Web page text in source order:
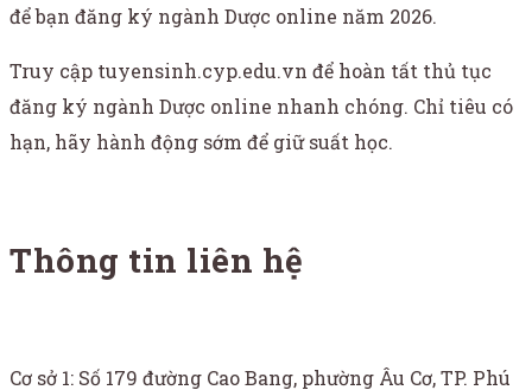
để bạn đăng ký ngành Dược online năm 2026.
Truy cập tuyensinh.cyp.edu.vn để hoàn tất thủ tục
đăng ký ngành Dược online nhanh chóng. Chỉ tiêu có
hạn, hãy hành động sớm để giữ suất học.
Thông tin liên hệ
Cơ sở 1: Số 179 đường Cao Bang, phường Âu Cơ, TP. Phú